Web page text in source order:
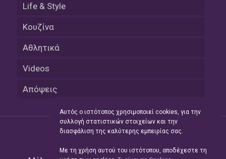
Life & Style
Κουζίνα
Αθλητικά
Videos
Απόψεις
Αυτός ο ιστότοπος χρησιμοποιεί cookies, για την
συλλογή στατιστικών στοιχείων και την
διασφάλιση της καλύτερης εμπειρίας σας.
Με τη χρήση αυτού του ιστότοπου, αποδέχεστε τη